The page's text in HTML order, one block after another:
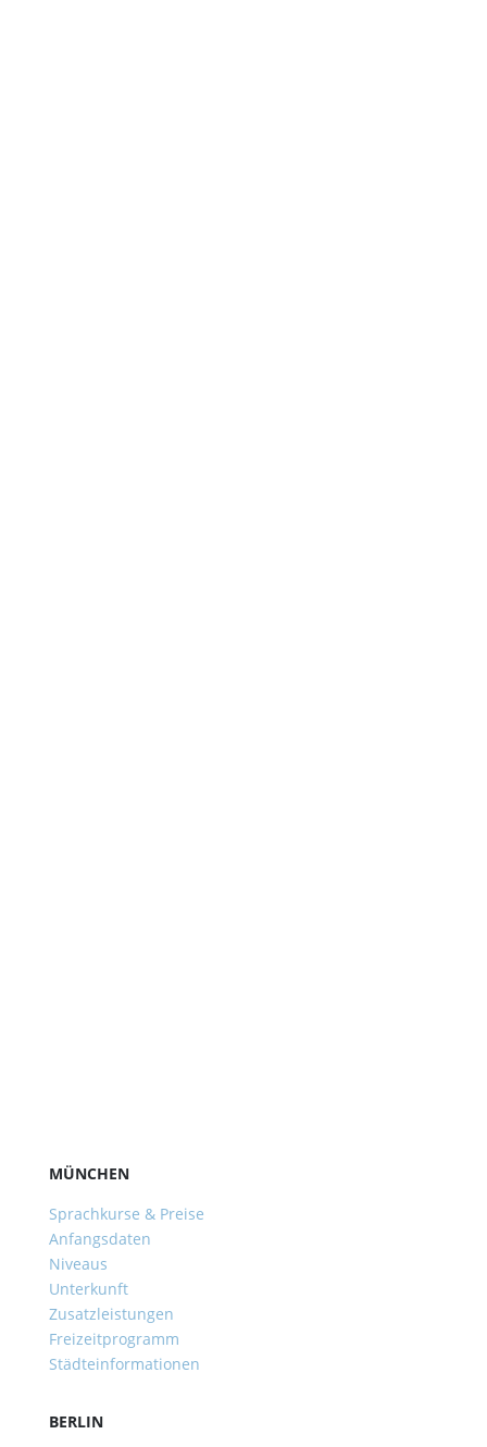
MÜNCHEN
Sprachkurse & Preise
Anfangsdaten
Niveaus
Unterkunft
Zusatzleistungen
Freizeitprogramm
Städteinformationen
BERLIN